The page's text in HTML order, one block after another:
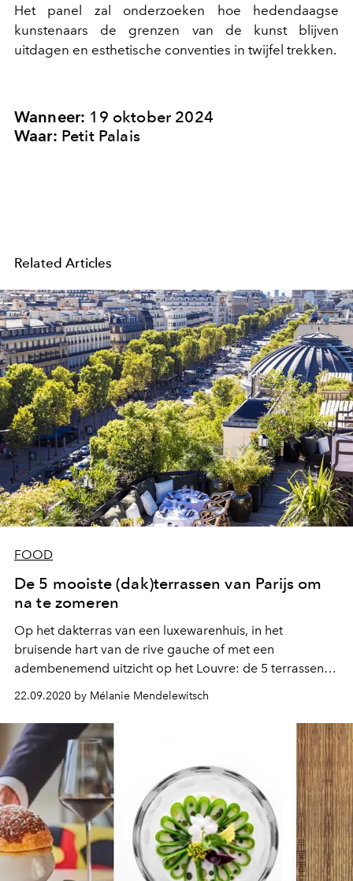
Het panel zal onderzoeken hoe hedendaagse
kunstenaars de grenzen van de kunst blijven
uitdagen en esthetische conventies in twijfel trekken.
Wanneer: 19 oktober 2024
Waar: Petit Palais
Related Articles
FOOD
De 5 mooiste (dak)terrassen van Parijs om
na te zomeren
Op het dakterras van een luxewarenhuis, in het
bruisende hart van de rive gauche of met een
adembenemend uitzicht op het Louvre: de 5 terrassen
van Parijs om de laatste zonnige dagen door te brengen.
22.09.2020 by Mélanie Mendelewitsch